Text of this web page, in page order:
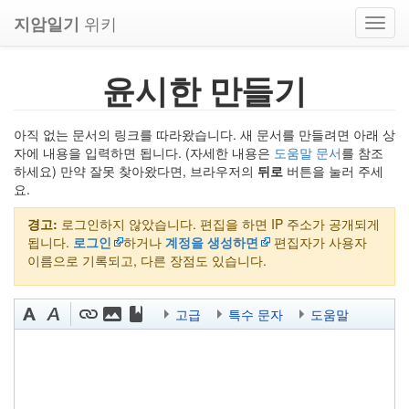
지암일기 위키
윤시한 만들기
아직 없는 문서의 링크를 따라왔습니다. 새 문서를 만들려면 아래 상
자에 내용을 입력하면 됩니다. (자세한 내용은 도움말 문서를 참조
하세요) 만약 잘못 찾아왔다면, 브라우저의 뒤로 버튼을 눌러 주세
요.
경고: 로그인하지 않았습니다. 편집을 하면 IP 주소가 공개되게
됩니다. 로그인 하거나 계정을 생성하면
편집자가 사용자
이름으로 기록되고, 다른 장점도 있습니다.
고급 특수 문자 도움말